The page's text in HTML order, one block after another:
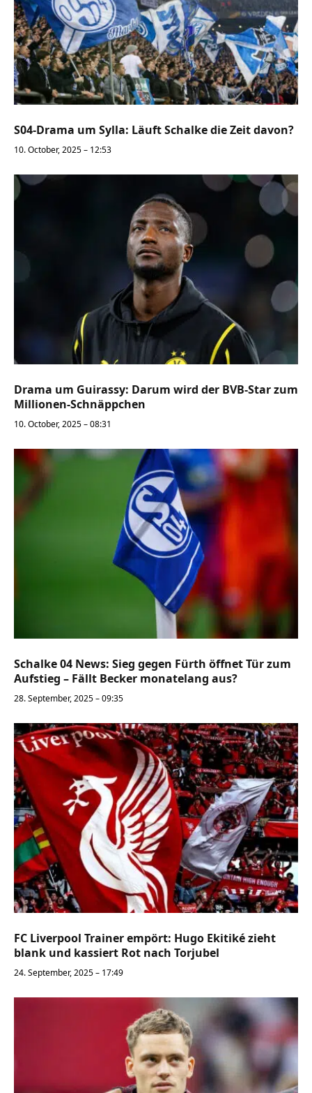
S04-Drama um Sylla: Läuft Schalke die Zeit davon?
10. October, 2025 – 12:53
Drama um Guirassy: Darum wird der BVB-Star zum
Millionen-Schnäppchen
10. October, 2025 – 08:31
Schalke 04 News: Sieg gegen Fürth öffnet Tür zum
Aufstieg – Fällt Becker monatelang aus?
28. September, 2025 – 09:35
FC Liverpool Trainer empört: Hugo Ekitiké zieht
blank und kassiert Rot nach Torjubel
24. September, 2025 – 17:49